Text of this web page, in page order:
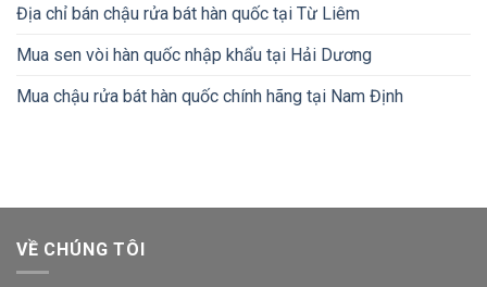
Địa chỉ bán chậu rửa bát hàn quốc tại Từ Liêm
Mua sen vòi hàn quốc nhập khẩu tại Hải Dương
Mua chậu rửa bát hàn quốc chính hãng tại Nam Định
VỀ CHÚNG TÔI